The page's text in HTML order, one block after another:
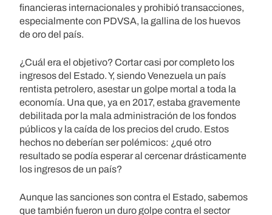
financieras internacionales y prohibió transacciones,
especialmente con PDVSA, la gallina de los huevos
de oro del país.
¿Cuál era el objetivo? Cortar casi por completo los
ingresos del Estado. Y, siendo Venezuela un país
rentista petrolero, asestar un golpe mortal a toda la
economía. Una que, ya en 2017, estaba gravemente
debilitada por la mala administración de los fondos
públicos y la caída de los precios del crudo. Estos
hechos no deberían ser polémicos: ¿qué otro
resultado se podía esperar al cercenar drásticamente
los ingresos de un país?
Aunque las sanciones son contra el Estado, sabemos
que también fueron un duro golpe contra el sector